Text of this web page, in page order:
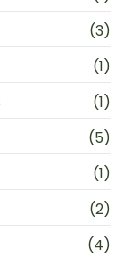
(3)
(1)
(1)
(5)
(1)
(2)
(4)